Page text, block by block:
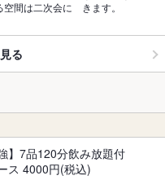
空間は二次会に
きます。
る
】7品120分飲み放題付
ス 4000円(税込)